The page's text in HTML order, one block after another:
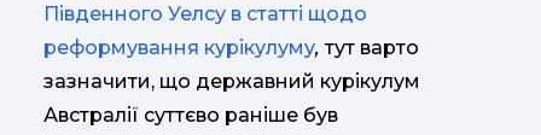
Південного Уелсу в статті щодо
реформування курікулуму, тут варто
зазначити, що державний курікулум
Австралії суттєво раніше був